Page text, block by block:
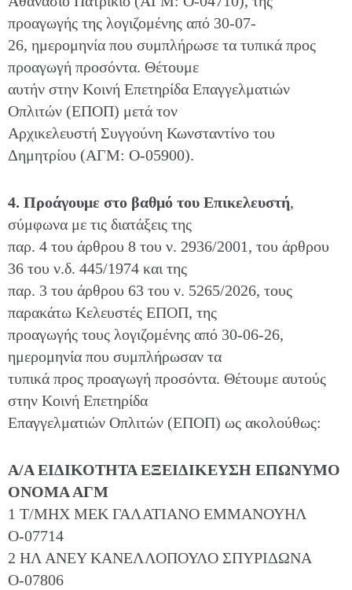
προαγωγής της λογιζομένης από 30-07-
26, ημερομηνία που συμπλήρωσε τα τυπικά προς
προαγωγή προσόντα. Θέτουμε
αυτήν στην Κοινή Επετηρίδα Επαγγελματιών
Οπλιτών (ΕΠΟΠ) μετά τον
Αρχικελευστή Συγγούνη Κωνσταντίνο του
Δημητρίου (ΑΓΜ: Ο-05900).
4. Προάγουμε στο βαθμό του Επικελευστή,
σύμφωνα με τις διατάξεις της
παρ. 4 του άρθρου 8 του ν. 2936/2001, του άρθρου
36 του ν.δ. 445/1974 και της
παρ. 3 του άρθρου 63 του ν. 5265/2026, τους
παρακάτω Κελευστές ΕΠΟΠ, της
προαγωγής τους λογιζομένης από 30-06-26,
ημερομηνία που συμπλήρωσαν τα
τυπικά προς προαγωγή προσόντα. Θέτουμε αυτούς
στην Κοινή Επετηρίδα
Επαγγελματιών Οπλιτών (ΕΠΟΠ) ως ακολούθως:
Α/Α ΕΙΔΙΚΟΤΗΤΑ ΕΞΕΙΔΙΚΕΥΣΗ ΕΠΩΝΥΜΟ
ΟΝΟΜΑ ΑΓΜ
1 Τ/ΜΗΧ ΜΕΚ ΓΑΛΑΤΙΑΝΟ ΕΜΜΑΝΟΥΗΛ
Ο-07714
2 ΗΛ ΑΝΕΥ ΚΑΝΕΛΛΟΠΟΥΛΟ ΣΠΥΡΙΔΩΝΑ
Ο-07806